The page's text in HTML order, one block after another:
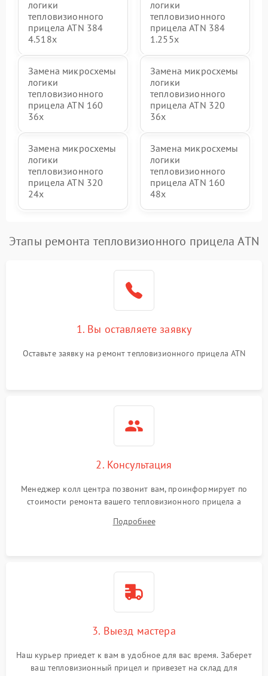
логики
тепловизионного
прицела ATN 384
4.518x
логики
тепловизионного
прицела ATN 384
1.255х
Замена микросхемы
логики
тепловизионного
прицела ATN 160
36x
Замена микросхемы
логики
тепловизионного
прицела ATN 320
36x
Замена микросхемы
логики
тепловизионного
прицела ATN 320
24x
Замена микросхемы
логики
тепловизионного
прицела ATN 160
48x
Этапы ремонта тепловизионного прицела ATN
1. Вы оставляете заявку
Оставьте заявку на ремонт тепловизионного прицела ATN
2. Консультация
Менеджер колл центра позвонит вам, проинформирует по
стоимости ремонта вашего тепловизионного прицела а
Подробнее
3. Выезд мастера
Наш курьер приедет к вам в удобное для вас время. Заберет
ваш тепловизионный прицел и привезет на склад для